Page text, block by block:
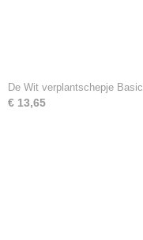
De Wit verplantschepje Basic
€ 13,65